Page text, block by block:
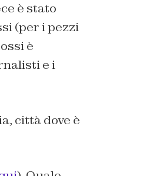
è stato
(per i pezzi
è
e i
città dove è